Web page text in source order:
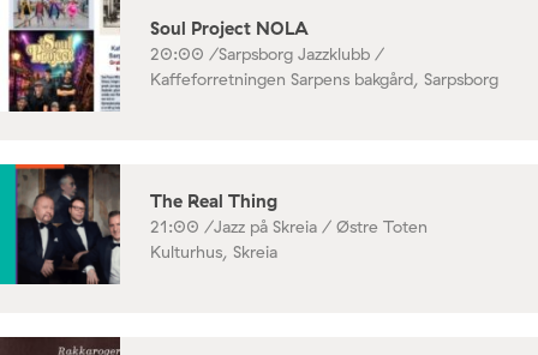
Soul Project NOLA
20:00 /Sarpsborg Jazzklubb /
Kaffeforretningen Sarpens bakgård, Sarpsborg
The Real Thing
21:00 /Jazz på Skreia / Østre Toten
Kulturhus, Skreia